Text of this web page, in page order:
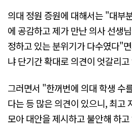
의대 정원 증원에 대해서는 "대부
에 공감하고 제가 만난 의사 선생
정하고 있는 분위기가 다수였다"
냐 단기간 확대로 의견이 엇갈리
그러면서 "한꺼번에 의대 학생 수
다는 등 많은 의견이 있으니, 최고
모아 대안을 제시하고 불안해 하